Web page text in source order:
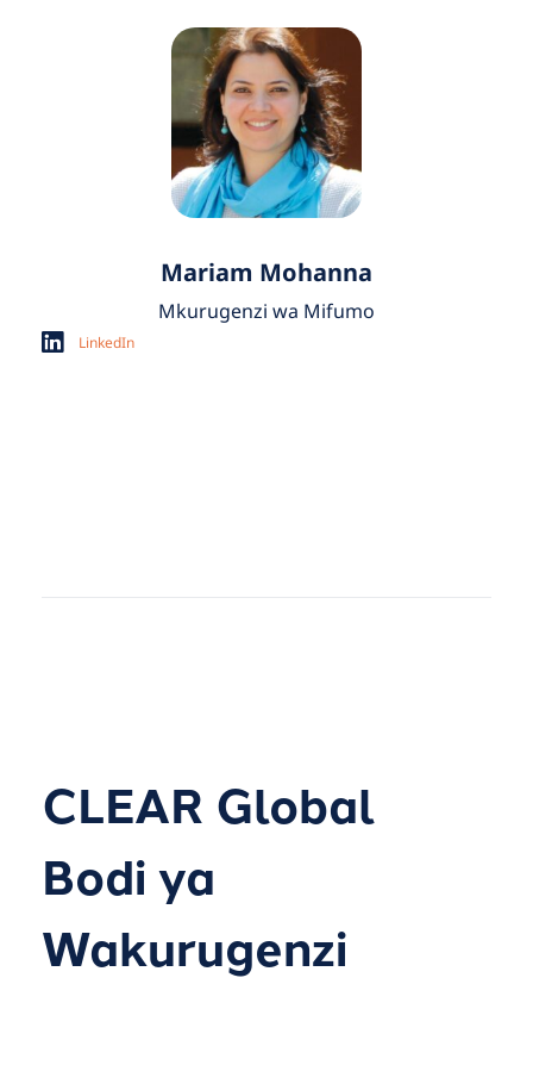
Mariam Mohanna
Mkurugenzi wa Mifumo
LinkedIn
CLEAR Global
Bodi ya
Wakurugenzi